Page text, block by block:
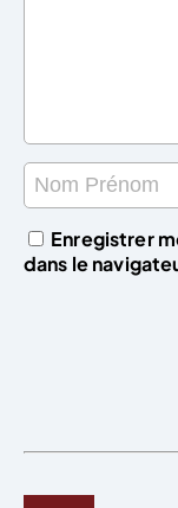
Enregistrer
dans le